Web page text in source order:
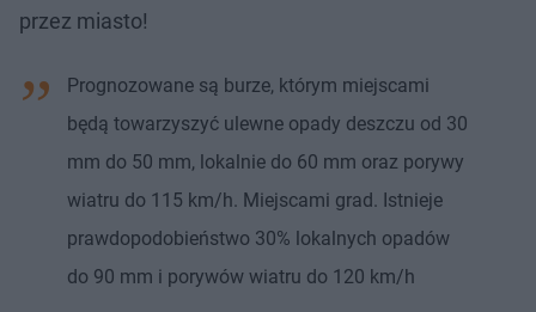
przez miasto!
Prognozowane są burze, którym miejscami
będą towarzyszyć ulewne opady deszczu od 30
mm do 50 mm, lokalnie do 60 mm oraz porywy
wiatru do 115 km/h. Miejscami grad. Istnieje
prawdopodobieństwo 30% lokalnych opadów
do 90 mm i porywów wiatru do 120 km/h